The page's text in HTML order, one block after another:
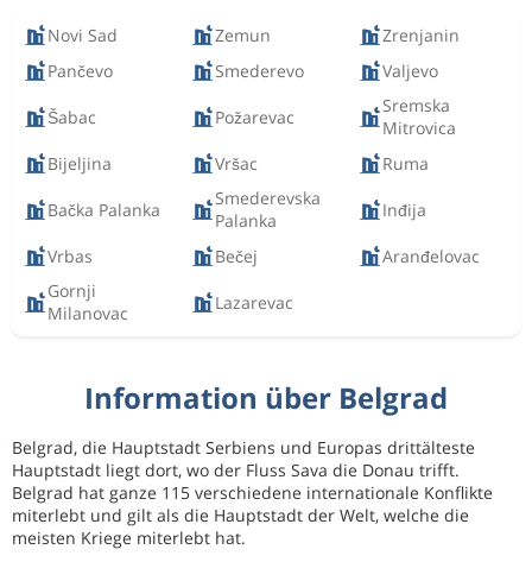
Novi Sad Zemun
Zrenjanin
Pančevo
Smederevo Valjevo
Šabac Požarevac
Sremska
Mitrovica
Bijeljina
Vršac Ruma
Bačka Palanka
Smederevska
Palanka
Inđija
Vrbas Bečej
Aranđelovac
Gornji
Milanovac
Lazarevac
Information über Belgrad
Belgrad, die Hauptstadt Serbiens und Europas drittälteste
Hauptstadt liegt dort, wo der Fluss Sava die Donau trifft.
Belgrad hat ganze 115 verschiedene internationale Konflikte
miterlebt und gilt als die Hauptstadt der Welt, welche die
meisten Kriege miterlebt hat.